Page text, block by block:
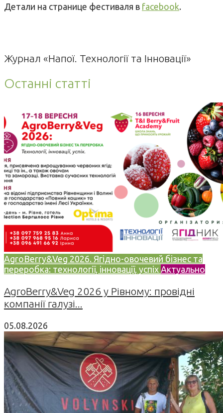
Детали на странице фестиваля в facebook.
Журнал «Напої. Технології та Інновації»
Останні статті
AgroBerry&Veg 2026. Ягідно-овочевий бізнес та
переробка: технології, інновації, успіх Актуально
AgroBerry&Veg 2026 у Рівному: провідні
компанії галузі...
05.08.2026